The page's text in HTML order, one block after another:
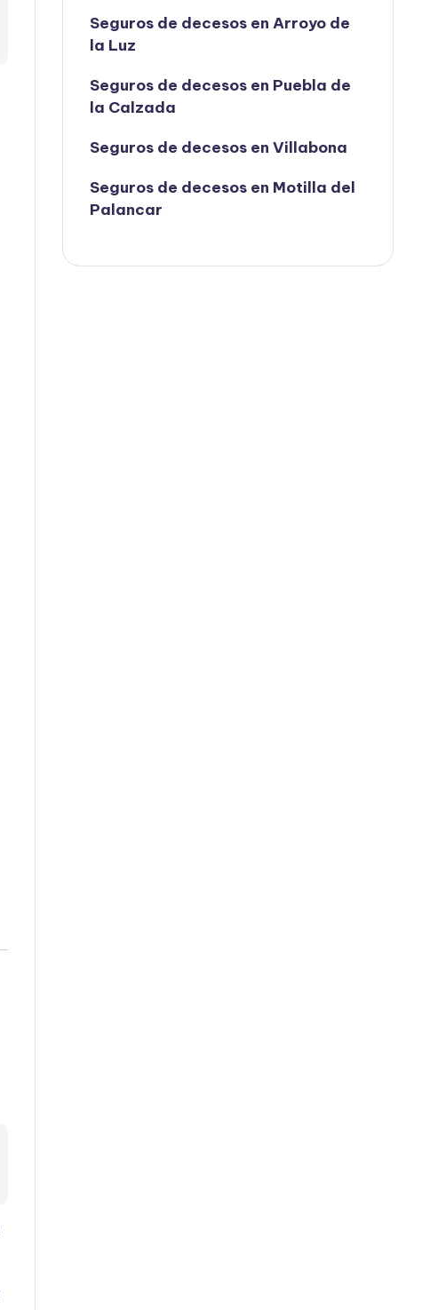
Seguros de decesos en Arroyo de
la Luz
Seguros de decesos en Puebla de
la Calzada
Seguros de decesos en Villabona
Seguros de decesos en Motilla del
Palancar